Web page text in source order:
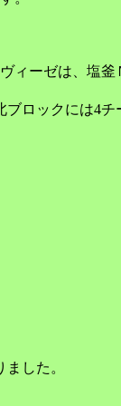
ーゼは、塩釜
ロックには4
した。